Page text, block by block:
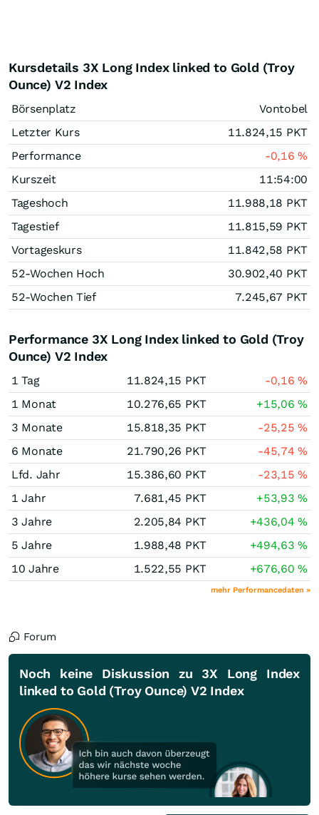
Kursdetails 3X Long Index linked to Gold (Troy
Ounce) V2 Index
Börsenplatz
Vontobel
Letzter Kurs
11.824,15 PKT
Performance
-0,16%
Kurszeit
11:54:00
Tageshoch
11.988,18 PKT
Tagestief
11.815,59 PKT
Vortageskurs
11.842,58 PKT
52-Wochen Hoch
30.902,40 PKT
52-Wochen Tief
7.245,67 PKT
Performance 3X Long Index linked to Gold (Troy
Ounce) V2 Index
1 Tag 11.824,15 PKT -0,16%
1 Monat
10.276,65 PKT +15,06%
3 Monate
15.818,35 PKT -25,25%
6 Monate
21.790,26 PKT -45,74%
Lfd. Jahr
15.386,60 PKT -23,15%
1 Jahr
7.681,45 PKT +53,93%
3 Jahre
2.205,84 PKT +436,04%
5 Jahre
1.988,48 PKT +494,63%
10 Jahre
1.522,55 PKT +676,60%
mehr Performancedaten »
Forum
Noch keine Diskussion zu 3X Long Index
linked to Gold (Troy Ounce) V2 Index